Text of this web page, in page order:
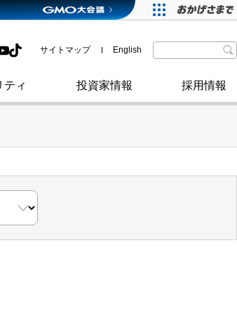
館方法
取材のお申し込みについて
その他
ティ
SDGsへの取り組み
政府・自治体からの認定
投資家情報
格付・社債情報
採用情報
サイトマップ English